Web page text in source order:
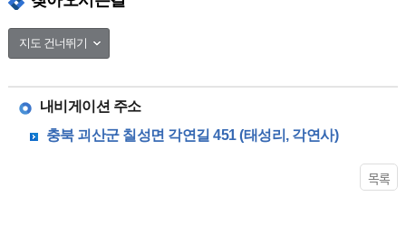
지도 건너뛰기
각연사 석조비로자나불좌상
충북 괴산군 칠성면 각연길 451 (태성리, 각연사)
내비게이션 주소
충북 괴산군 칠성면 각연길 451 (태성리, 각연사)
목록